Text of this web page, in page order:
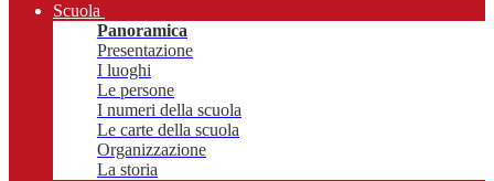
Scuola
Panoramica
Presentazione
I luoghi
Le persone
I numeri della scuola
Le carte della scuola
Organizzazione
La storia